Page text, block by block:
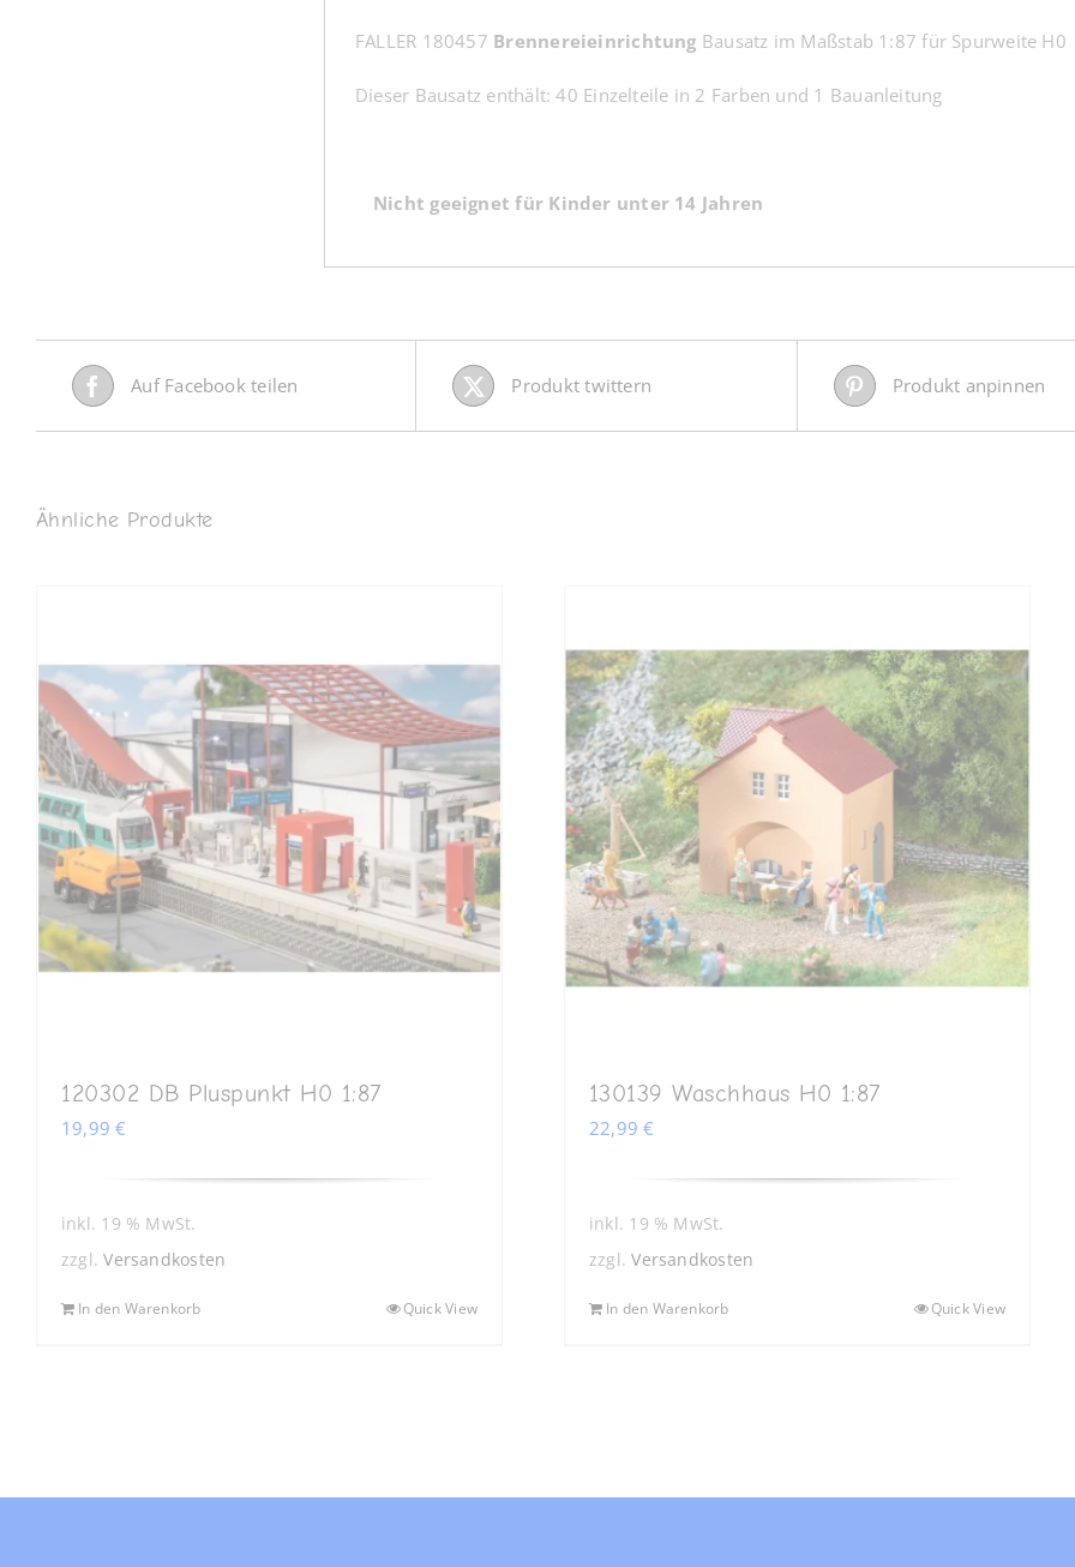
FALLER 180457 Brennereieinrichtung Bausatz im Maßstab 1:87 für Spurweite H0
Dieser Bausatz enthält: 40 Einzelteile in 2 Farben und 1 Bauanleitung
Nicht geeignet für Kinder unter 14 Jahren
Auf Facebook teilen Produkt twittern Produkt anpinnen
Ähnliche Produkte
120302 DB Pluspunkt H0 1:87
19,99€
inkl. 19 % MwSt.
zzgl.Versandkosten
In den Warenkorb Quick View
130139 Waschhaus H0 1:87
22,99€
inkl. 19 % MwSt.
zzgl.Versandkosten
In den Warenkorb Quick View